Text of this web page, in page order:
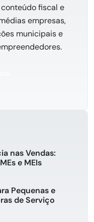
fiscal e
empresas,
municipais e
nas Vendas:
e MEIs
Pequenas e
de Serviço